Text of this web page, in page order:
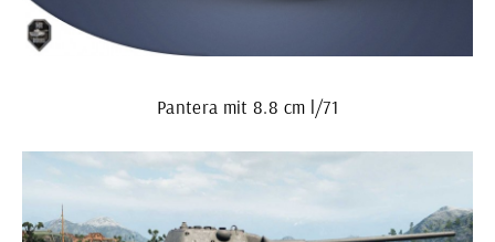
Pantera mit 8.8 cm l/71